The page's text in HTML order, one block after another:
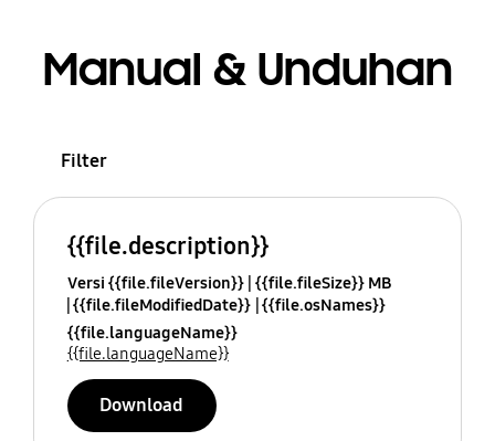
Manual & Unduhan
Filter
{{file.description}}
Versi {{file.fileVersion}} {{file.fileSize}} MB
{{file.fileModifiedDate}} {{file.osNames}}
{{file.languageName}}
{{file.languageName}}
Download